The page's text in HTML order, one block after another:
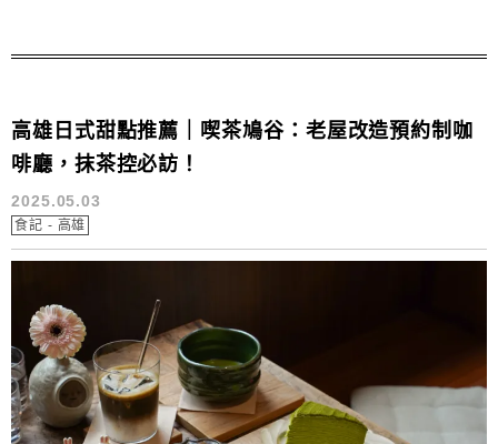
高雄日式甜點推薦｜喫茶鳩谷：老屋改造預約制咖
啡廳，抹茶控必訪！
2025.05.03
食記 - 高雄